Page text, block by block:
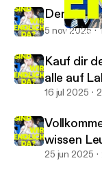
Der
Der
5 nov 2025
Kauf dir
alle auf
16 jul 2025
wissen
25 jun 2025